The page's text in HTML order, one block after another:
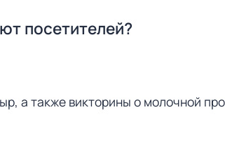
посетителей?
а также викторины о молочной